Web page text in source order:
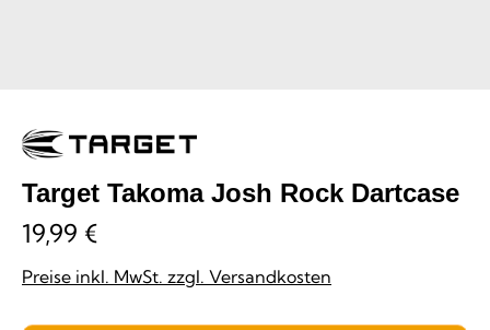
Target Takoma Josh Rock Dartcase
19,99 €
Preise inkl. MwSt. zzgl. Versandkosten